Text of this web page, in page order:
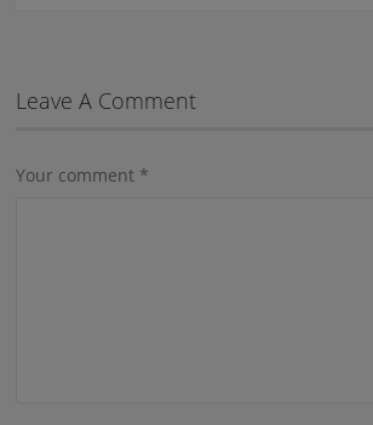
Leave A Comment
Your comment *